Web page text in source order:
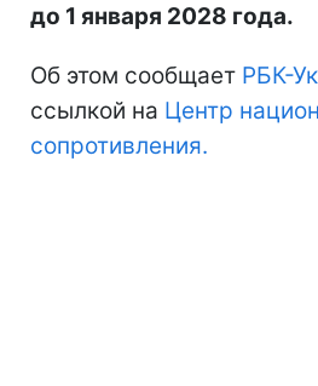
до 1 января 2028 года.
Об этом сообщает РБК-
ссылкой на Центр
сопротивления.